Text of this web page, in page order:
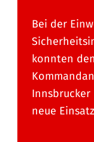
Bei der
konnten
Innsbrucker
neue